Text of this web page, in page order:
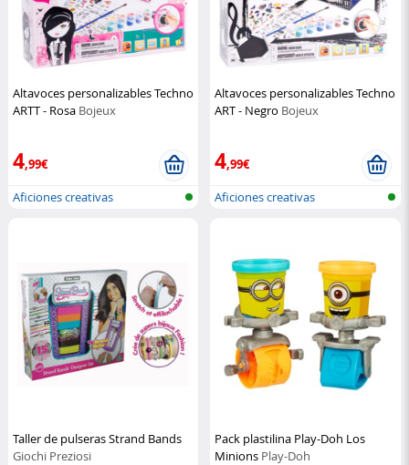
Altavoces personalizables Techno
ARTT - Rosa Bojeux
4,99€
Aficiones creativas
Altavoces personalizables Techno
ART - Negro Bojeux
4,99€
Aficiones creativas
Taller de pulseras Strand Bands
Giochi Preziosi
Pack plastilina Play-Doh Los
Minions Play-Doh